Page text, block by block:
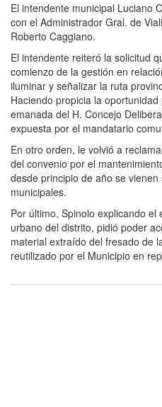
El intendente municipal Luciano
con el Administrador Gral. de
Roberto Caggiano.
El intendente reiteró la solicitud
comienzo de la gestión en
iluminar y señalizar la ruta
Haciendo propicia la
emanada del H. Concejo
expuesta por el mandatario
En otro orden, le volvió a
del convenio por el
desde principio de año se
municipales.
Por último, Spinolo explicando
urbano del distrito, pidió poder
material extraído del fresado de
reutilizado por el Municipio en